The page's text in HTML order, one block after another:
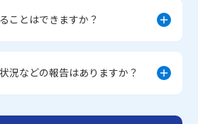
ことはできますか？
況などの報告はありますか？